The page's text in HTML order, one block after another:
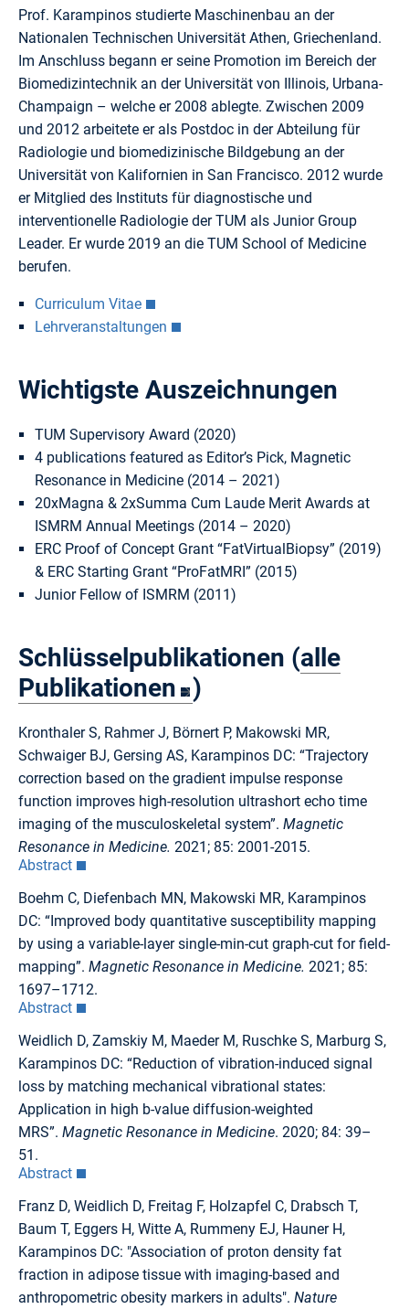
Prof. Karampinos studierte Maschinenbau an der
Nationalen Technischen Universität Athen, Griechenland.
Im Anschluss begann er seine Promotion im Bereich der
Biomedizintechnik an der Universität von Illinois, Urbana-
Champaign – welche er 2008 ablegte. Zwischen 2009
und 2012 arbeitete er als Postdoc in der Abteilung für
Radiologie und biomedizinische Bildgebung an der
Universität von Kalifornien in San Francisco. 2012 wurde
er Mitglied des Instituts für diagnostische und
interventionelle Radiologie der TUM als Junior Group
Leader. Er wurde 2019 an die TUM School of Medicine
berufen.
Curriculum Vitae
Lehrveranstaltungen
Wichtigste Auszeichnungen
TUM Supervisory Award (2020)
4 publications featured as Editor’s Pick, Magnetic
Resonance in Medicine (2014 – 2021)
20xMagna & 2xSumma Cum Laude Merit Awards at
ISMRM Annual Meetings (2014 – 2020)
ERC Proof of Concept Grant “FatVirtualBiopsy” (2019)
& ERC Starting Grant “ProFatMRI” (2015)
Junior Fellow of ISMRM (2011)
Schlüsselpublikationen (alle
Publikationen )
Kronthaler S, Rahmer J, Börnert P, Makowski MR,
Schwaiger BJ, Gersing AS, Karampinos DC: “Trajectory
correction based on the gradient impulse response
function improves high-resolution ultrashort echo time
imaging of the musculoskeletal system”. Magnetic
Resonance in Medicine. 2021; 85: 2001-2015.
Abstract
Boehm C, Diefenbach MN, Makowski MR, Karampinos
DC: “Improved body quantitative susceptibility mapping
by using a variable-layer single-min-cut graph-cut for field-
mapping”. Magnetic Resonance in Medicine. 2021; 85:
1697–1712.
Abstract
Weidlich D, Zamskiy M, Maeder M, Ruschke S, Marburg S,
Karampinos DC: “Reduction of vibration-induced signal
loss by matching mechanical vibrational states:
Application in high b-value diffusion-weighted
MRS”. Magnetic Resonance in Medicine. 2020; 84: 39–
51.
Abstract
Franz D, Weidlich D, Freitag F, Holzapfel C, Drabsch T,
Baum T, Eggers H, Witte A, Rummeny EJ, Hauner H,
Karampinos DC: "Association of proton density fat
fraction in adipose tissue with imaging-based and
anthropometric obesity markers in adults". Nature